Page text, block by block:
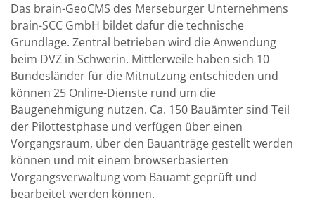
Das brain-GeoCMS des Merseburger Unternehmens
brain-SCC GmbH bildet dafür die technische
Grundlage. Zentral betrieben wird die Anwendung
beim DVZ in Schwerin. Mittlerweile haben sich 10
Bundesländer für die Mitnutzung entschieden und
können 25 Online-Dienste rund um die
Baugenehmigung nutzen. Ca. 150 Bauämter sind Teil
der Pilottestphase und verfügen über einen
Vorgangsraum, über den Bauanträge gestellt werden
können und mit einem browserbasierten
Vorgangsverwaltung vom Bauamt geprüft und
bearbeitet werden können.